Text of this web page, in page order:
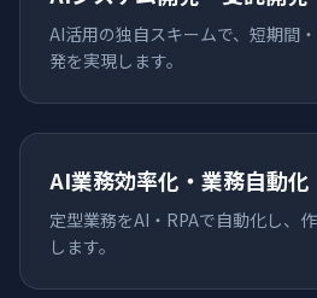
AI活用の独自スキームで、短期間
発を実現します。
AI業務効率化・業務自動化
定型業務をAI・RPAで自動化し、
します。